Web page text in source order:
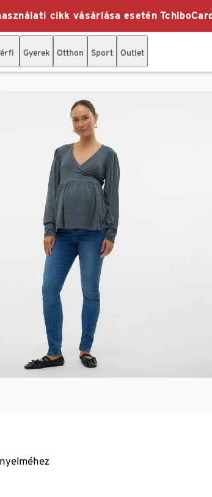
cikk vásárlása esetén
Gyerek Otthon Sport Outlet